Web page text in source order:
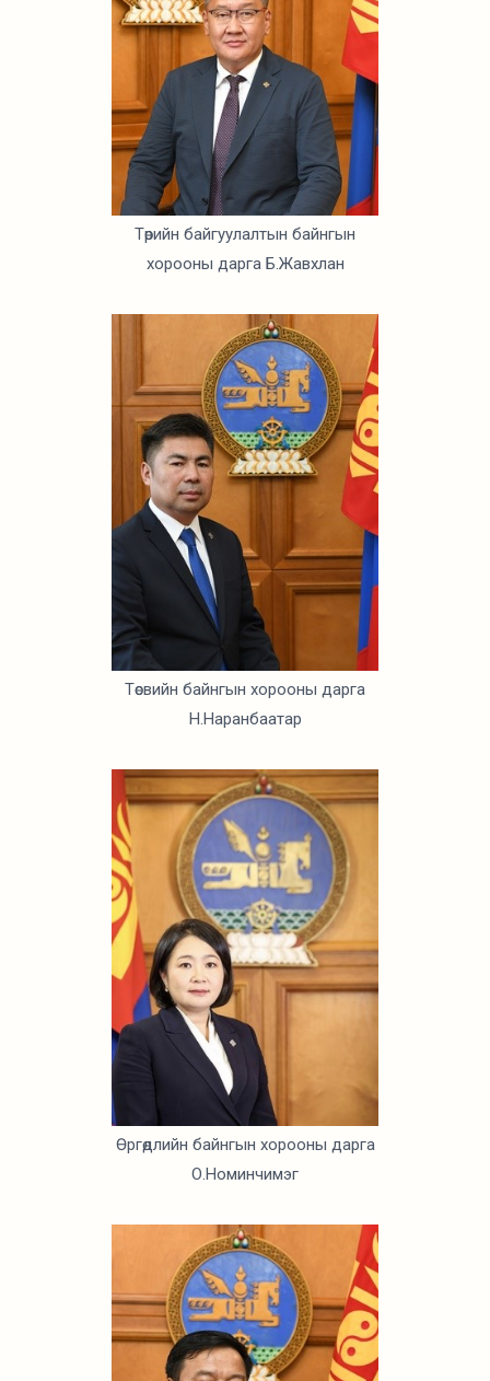
Төрийн байгуулалтын байнгын
хорооны дарга Б.Жавхлан
Төсвийн байнгын хорооны дарга
Н.Наранбаатар
Өргөдлийн байнгын хорооны дарга
О.Номинчимэг